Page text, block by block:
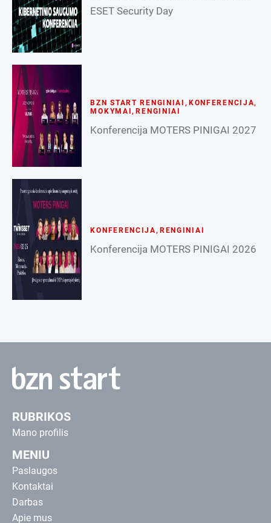
ESET Security Day
BZN START RENGINIAI , KONFERENCIJA,
MOKYMAI ,RENGINIAI
Konferencija MOTERS PINIGAI 2027
KONFERENCIJA, RENGINIAI
Konferencija MOTERS PINIGAI 2026
RUBRIKOS
Mano profilis
MENIU
Paslaugos
Kontaktai
Darbas
Apie mus